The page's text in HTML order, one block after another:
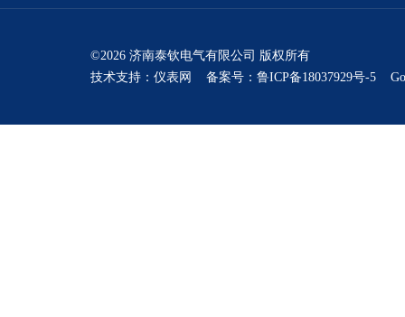
©2026 济南泰钦电气有限公司 版权所有
技术支持： 仪表网 备案号：鲁ICP备18037929号-5